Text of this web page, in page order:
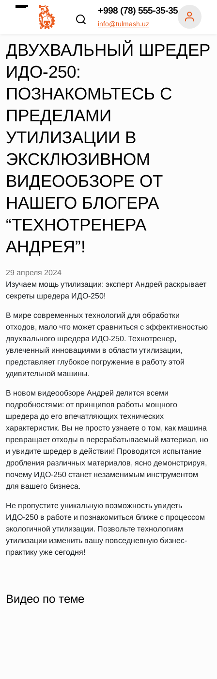
+998 (78) 555-35-35
info@tulmash.uz
ДВУХВАЛЬНЫЙ ШРЕДЕР
ИДО-250:
ПОЗНАКОМЬТЕСЬ С
ПРЕДЕЛАМИ
УТИЛИЗАЦИИ В
ЭКСКЛЮЗИВНОМ
ВИДЕООБЗОРЕ ОТ
НАШЕГО БЛОГЕРА
“ТЕХНОТРЕНЕРА
АНДРЕЯ”!
29 апреля 2024
Изучаем мощь утилизации: эксперт Андрей раскрывает
секреты шредера ИДО-250!
В мире современных технологий для обработки
отходов, мало что может сравниться с эффективностью
двухвального шредера ИДО-250. Технотренер,
увлеченный инновациями в области утилизации,
представляет глубокое погружение в работу этой
удивительной машины.
В новом видеообзоре Андрей делится всеми
подробностями: от принципов работы мощного
шредера до его впечатляющих технических
характеристик. Вы не просто узнаете о том, как машина
превращает отходы в перерабатываемый материал, но
и увидите шредер в действии! Проводится испытание
дробления различных материалов, ясно демонстрируя,
почему ИДО-250 станет незаменимым инструментом
для вашего бизнеса.
Не пропустите уникальную возможность увидеть
ИДО-250 в работе и познакомиться ближе с процессом
экологичной утилизации. Позвольте технологиям
утилизации изменить вашу повседневную бизнес-
практику уже сегодня!
Видео по теме